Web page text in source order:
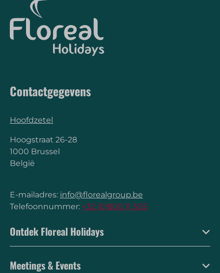
Contactgegevens
Hoofdzetel
Hoogstraat 26-28
1000 Brussel
België
E-mailadres: info@florealgroup.be
Telefoonnummer: +32 (0)800 11 505
Ontdek Floreal Holidays
Meetings & Events